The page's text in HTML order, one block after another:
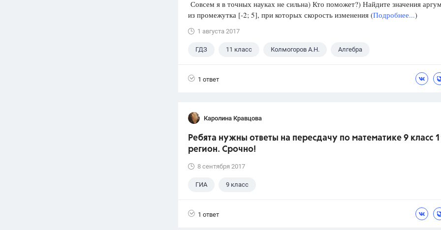
Совсем я в точных науках не сильна) Кто поможет?) Найдите значения
из промежутка [-2; 5], при которых скорость изменения (Подробнее...)
1 августа 2017
ГДЗ 11 класс Колмогоров А.Н. Алгебра
1 ответ
Каролина Кравцова
Ребята нужны ответы на пересдачу по математике 9 класс
регион. Срочно!
8 сентября 2017
ГИА 9 класс
1 ответ